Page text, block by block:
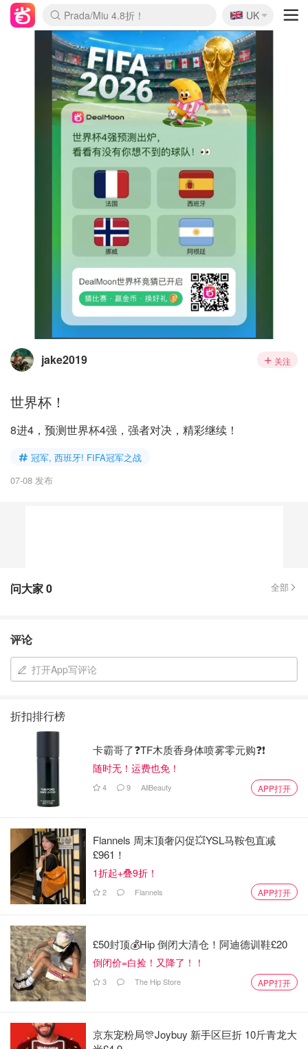
麦卢卡蜂蜜夏促！个位数！
Prada/Miu 4.8折！
啥？必胜客披萨5折！
🇬🇧
UK
jake2019 关注
世界杯！
8进4，预测世界杯4强，强者对决，精彩继续！
冠军, 西班牙! FIFA冠军之战
07-08 发布
问大家0 全部
评论
打开App写评论
折扣排行榜
卡霸哥了❓TF木质香身体喷雾零元购❓❗
随时无！运费也免！
4 9 AllBeauty APP打开
Flannels 周末顶奢闪促💥YSL马鞍包直减
£961！
1折起+叠9折！
2 Flannels APP打开
£50封顶💰Hip 倒闭大清仓！阿迪德训鞋£20
倒闭价=白捡！又降了！！
3 The Hip Store APP打开
京东宠粉局🎊Joybuy 新手区巨折 10斤青龙大